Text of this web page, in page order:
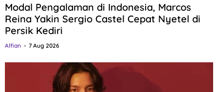
Modal Pengalaman di Indonesia, Marcos
Reina Yakin Sergio Castel Cepat Nyetel di
Persik Kediri
Alfian 7 Aug 2026